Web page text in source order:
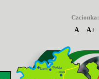
Czcionka:
A
A+